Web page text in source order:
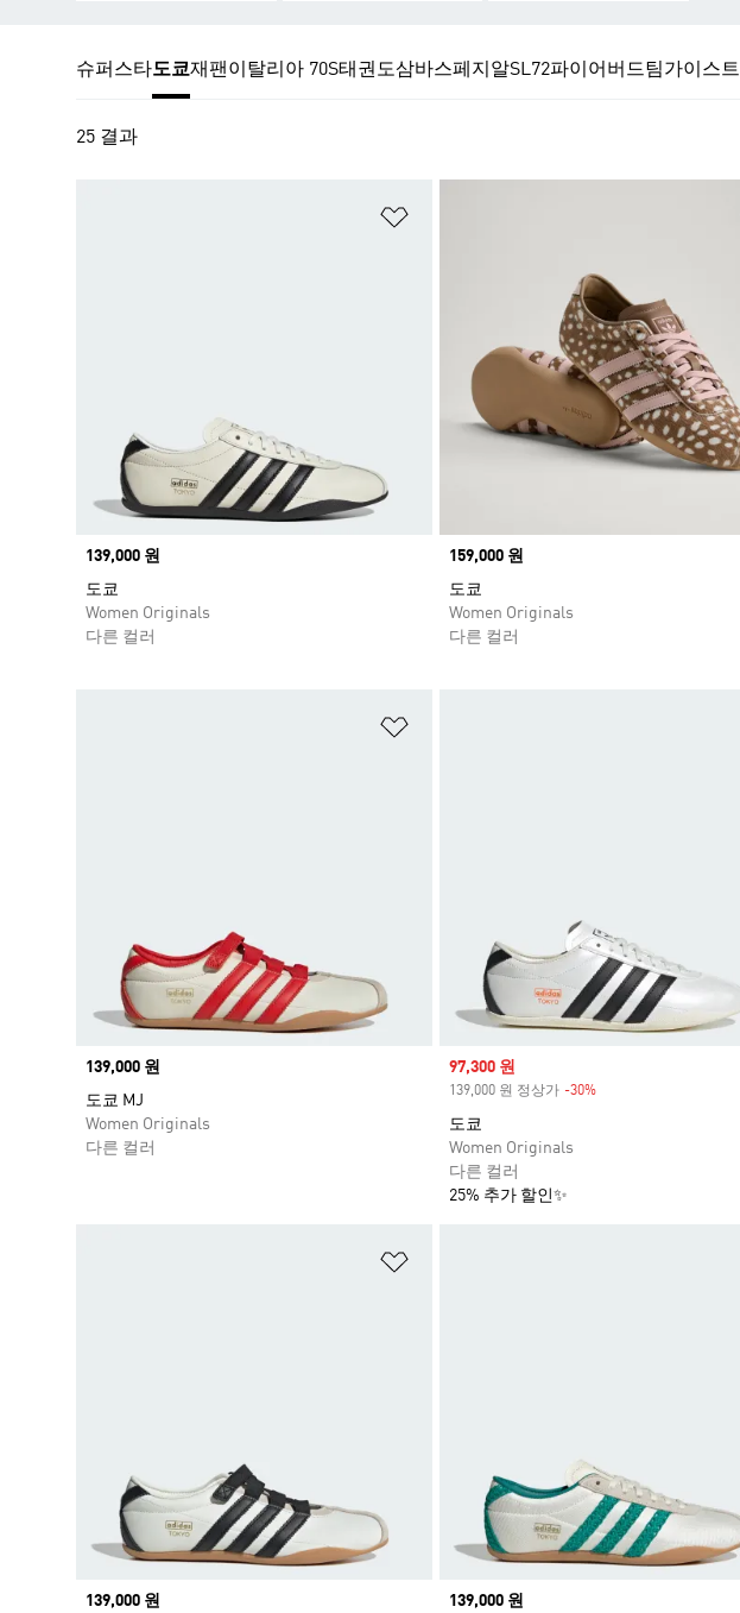
슈퍼스타도쿄재팬이탈리아 70S태권도삼바스페지알SL72파이어버드팀가이스트
25 결과
Price
139,000 원
도쿄
Women Originals
다른 컬러
Price
159,000 원
도쿄
Women Originals
다른 컬러
Price
139,000 원
도쿄 MJ
Women Originals
다른 컬러
Sale price
97,300 원
139,000 원 정상가 -30%Discount
도쿄
Women Originals
다른 컬러
25% 추가 할인✨
Price
139,000 원
Price
139,000 원